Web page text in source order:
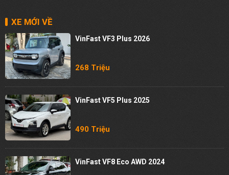
XE MỚI VỀ
VinFast VF3 Plus 2026
268 Triệu
VinFast VF5 Plus 2025
490 Triệu
VinFast VF8 Eco AWD 2024